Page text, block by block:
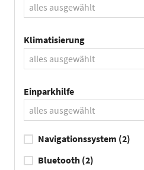
alles ausgewählt
Klimatisierung
alles ausgewählt
Einparkhilfe
alles ausgewählt
Navigationssystem (2)
Bluetooth (2)